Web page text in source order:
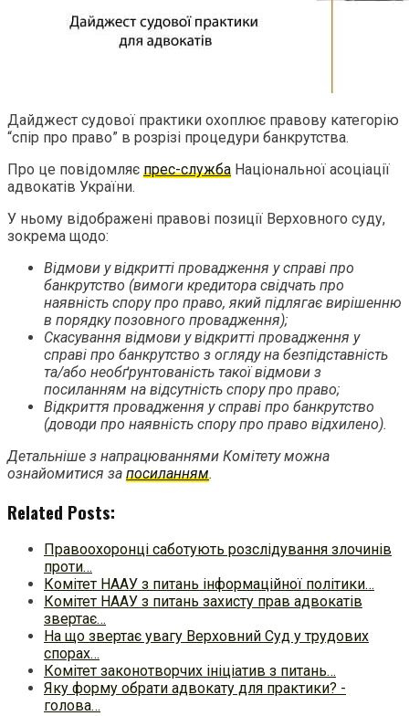
Дайджест судової практики охоплює правову категорію
“спір про право” в розрізі процедури банкрутства.
Про це повідомляє прес-служба Національної асоціації
адвокатів України.
У ньому відображені правові позиції Верховного суду,
зокрема щодо:
Відмови у відкритті провадження у справі про
банкрутство (вимоги кредитора свідчать про
наявність спору про право, який підлягає вирішенню
в порядку позовного провадження);
Скасування відмови у відкритті провадження у
справі про банкрутство з огляду на безпідставність
та/або необґрунтованість такої відмови з
посиланням на відсутність спору про право;
Відкриття провадження у справі про банкрутство
(доводи про наявність спору про право відхилено).
Детальніше з напрацюваннями Комітету можна
ознайомитися за посиланням.
Related Posts:
Правоохоронці саботують розслідування злочинів
проти…
Комітет НААУ з питань інформаційної політики…
Комітет НААУ з питань захисту прав адвокатів
звертає…
На що звертає увагу Верховний Суд у трудових
спорах…
Комітет законотворчих ініціатив з питань…
Яку форму обрати адвокату для практики? -
голова…